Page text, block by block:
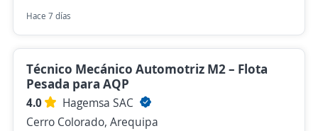
Hace 7 días
Técnico Mecánico Automotriz M2 – Flota
Pesada para AQP
4.0
Hagemsa SAC
Cerro Colorado, Arequipa